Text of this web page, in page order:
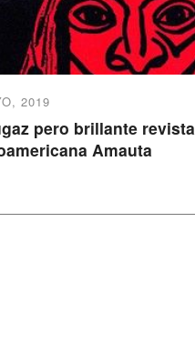
2019
pero brillante revista
Amauta